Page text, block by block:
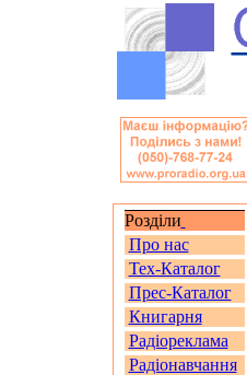
Розділи
Про нас
Тех-Каталог
Прес-Каталог
Книгарня
Радіореклама
Радіонавчання